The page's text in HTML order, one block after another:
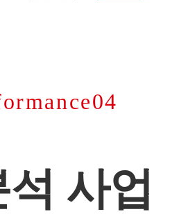
사업